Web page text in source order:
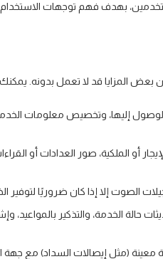
بهدف فهم توجهات الاستخدام
المزايا قد لا تعمل بدونه.
إليها، وتخصيص معلومات
أو الملكية، صور العدادات أو
الصوت إلا إذا كان ضروريًا لتوفير
حالة الخدمة، والتذكير
(مثل إيصالات السداد) مع جهة